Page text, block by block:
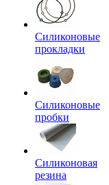
Силиконовые
прокладки
Силиконовые
пробки
Силиконовая
резина